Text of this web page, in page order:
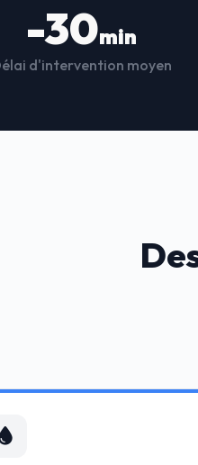
-30min
d'intervention moyen